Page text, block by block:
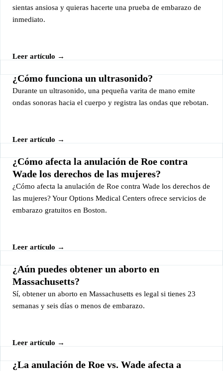
sientas ansiosa y quieras hacerte una prueba de embarazo de
inmediato.
Leer artículo →
¿Cómo funciona un ultrasonido?
Durante un ultrasonido, una pequeña varita de mano emite
ondas sonoras hacia el cuerpo y registra las ondas que rebotan.
Leer artículo →
¿Cómo afecta la anulación de Roe contra
Wade los derechos de las mujeres?
¿Cómo afecta la anulación de Roe contra Wade los derechos de
las mujeres? Your Options Medical Centers ofrece servicios de
embarazo gratuitos en Boston.
Leer artículo →
¿Aún puedes obtener un aborto en
Massachusetts?
Sí, obtener un aborto en Massachusetts es legal si tienes 23
semanas y seis días o menos de embarazo.
Leer artículo →
¿La anulación de Roe vs. Wade afecta a